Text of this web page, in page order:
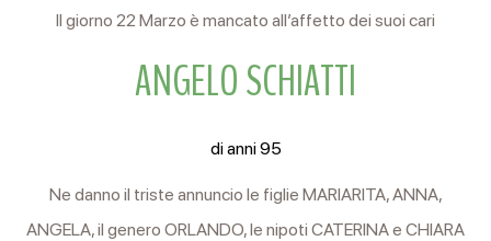
Il giorno 22 Marzo è mancato all’affetto dei suoi cari
ANGELO SCHIATTI
di anni 95
Ne danno il triste annuncio le figlie MARIARITA, ANNA,
ANGELA, il genero ORLANDO, le nipoti CATERINA e CHIARA